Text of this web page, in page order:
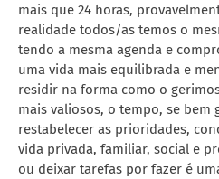
mais que 24 horas,
realidade todos/as temos o
tendo a mesma agenda e
uma vida mais equilibrada e
residir na forma como o
mais valiosos, o tempo, se
restabelecer as prioridades,
vida privada, familiar, social e
ou deixar tarefas por fazer é